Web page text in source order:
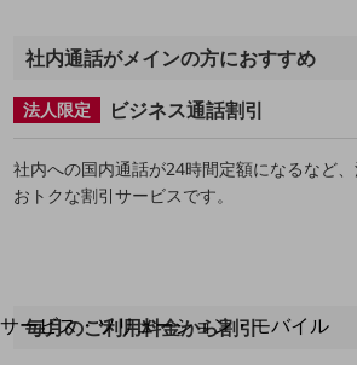
生成AI(Generative AI)
地域の取り組み
地域社会を支える皆さまと地域課題の解決や
自治体・地域社会との共創
LGPF(Local Government Platform)
サービス・ソリューション・モバイル
社内通話がメインの方におすすめ
法人限定 ビジネス通話割引
社内への国内通話が24時間定額になるなど
おトクな割引サービスです。
毎月のご利用料金から割引